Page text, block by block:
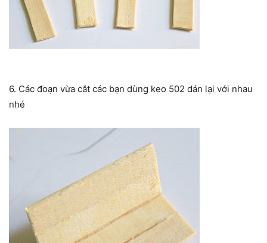
6. Các đoạn vừa cắt các bạn dùng keo 502 dán lại với nhau
nhé